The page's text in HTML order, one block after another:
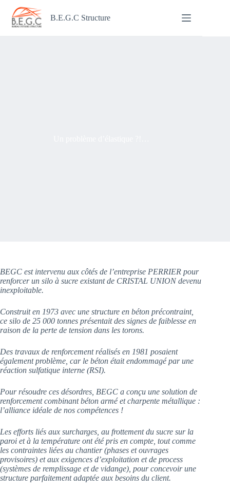
contenu
B.E.G.C Structure
BEGC est intervenu aux côtés de l’entreprise PERRIER pour
renforcer un silo à sucre existant de CRISTAL UNION devenu
inexploitable.
Construit en 1973 avec une structure en béton précontraint,
ce silo de 25 000 tonnes présentait des signes de faiblesse en
raison de la perte de tension dans les torons.
Des travaux de renforcement réalisés en 1981 posaient
également problème, car le béton était endommagé par une
réaction sulfatique interne (RSI).
Pour résoudre ces désordres, BEGC a conçu une solution de
renforcement combinant béton armé et charpente métallique :
l’alliance idéale de nos compétences !
Les efforts liés aux surcharges, au frottement du sucre sur la
paroi et à la température ont été pris en compte, tout comme
les contraintes liées au chantier (phases et ouvrages
provisoires) et aux exigences d’exploitation et de process
(systèmes de remplissage et de vidange), pour concevoir une
structure parfaitement adaptée aux besoins du client.